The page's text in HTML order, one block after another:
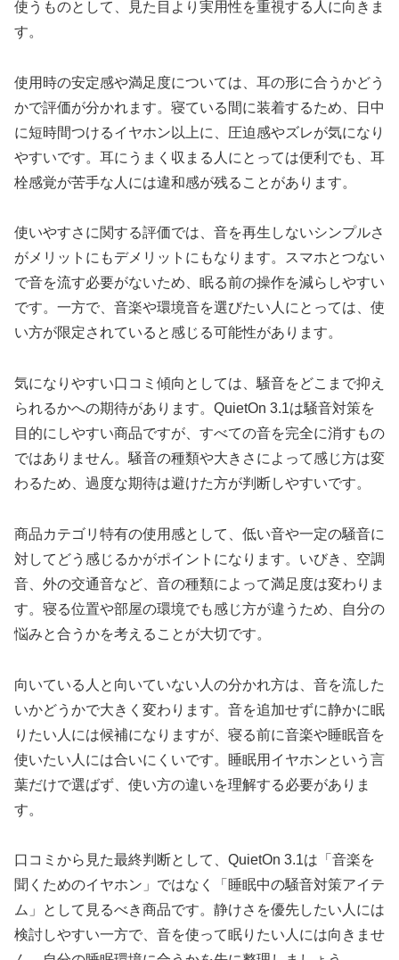
使うものとして、見た目より実用性を重視する人に向きま
す。
使用時の安定感や満足度については、耳の形に合うかどう
かで評価が分かれます。寝ている間に装着するため、日中
に短時間つけるイヤホン以上に、圧迫感やズレが気になり
やすいです。耳にうまく収まる人にとっては便利でも、耳
栓感覚が苦手な人には違和感が残ることがあります。
使いやすさに関する評価では、音を再生しないシンプルさ
がメリットにもデメリットにもなります。スマホとつない
で音を流す必要がないため、眠る前の操作を減らしやすい
です。一方で、音楽や環境音を選びたい人にとっては、使
い方が限定されていると感じる可能性があります。
気になりやすい口コミ傾向としては、騒音をどこまで抑え
られるかへの期待があります。QuietOn 3.1は騒音対策を
目的にしやすい商品ですが、すべての音を完全に消すもの
ではありません。騒音の種類や大きさによって感じ方は変
わるため、過度な期待は避けた方が判断しやすいです。
商品カテゴリ特有の使用感として、低い音や一定の騒音に
対してどう感じるかがポイントになります。いびき、空調
音、外の交通音など、音の種類によって満足度は変わりま
す。寝る位置や部屋の環境でも感じ方が違うため、自分の
悩みと合うかを考えることが大切です。
向いている人と向いていない人の分かれ方は、音を流した
いかどうかで大きく変わります。音を追加せずに静かに眠
りたい人には候補になりますが、寝る前に音楽や睡眠音を
使いたい人には合いにくいです。睡眠用イヤホンという言
葉だけで選ばず、使い方の違いを理解する必要がありま
す。
口コミから見た最終判断として、QuietOn 3.1は「音楽を
聞くためのイヤホン」ではなく「睡眠中の騒音対策アイテ
ム」として見るべき商品です。静けさを優先したい人には
検討しやすい一方で、音を使って眠りたい人には向きませ